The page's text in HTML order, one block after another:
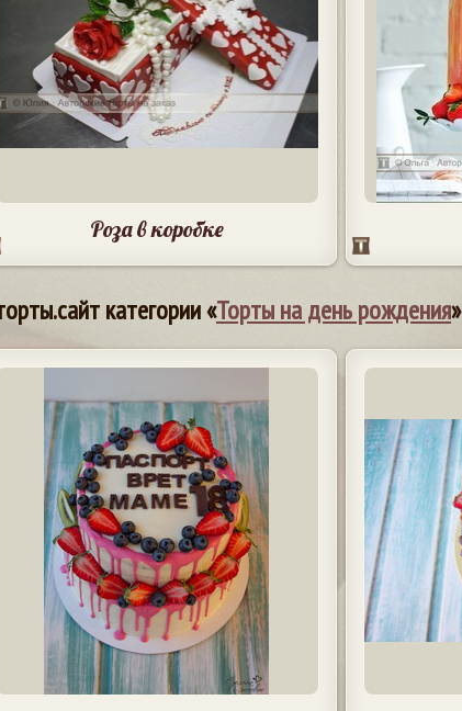
Роза в коробке
категории «Торты на день рождения»